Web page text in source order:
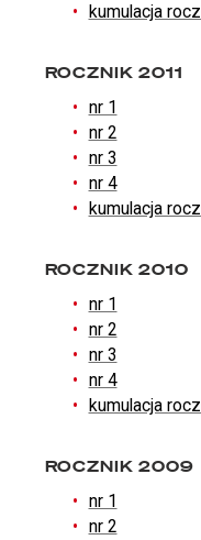
kumulacja
ROCZNIK 2011
nr 1
nr 2
nr 3
nr 4
kumulacja
ROCZNIK 2010
nr 1
nr 2
nr 3
nr 4
kumulacja
ROCZNIK 2009
nr 1
nr 2